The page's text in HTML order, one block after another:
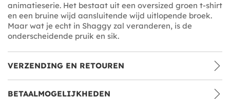
animatieserie. Het bestaat uit een oversized groen t-shirt
en een bruine wijd aansluitende wijd uitlopende broek.
Maar wat je echt in Shaggy zal veranderen, is de
onderscheidende pruik en sik.
VERZENDING EN RETOUREN
BETAALMOGELIJKHEDEN